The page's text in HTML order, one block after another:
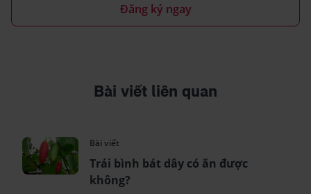
Đăng ký ngay
Bài viết liên quan
Bài viết
Trái bình bát dây có ăn được
không?